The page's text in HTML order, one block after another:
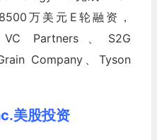
万美元E轮融资，
Partners、S2G
Company、Tyson
美股投资